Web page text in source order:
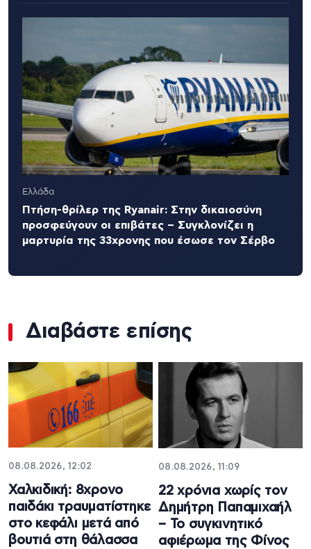
Ελλάδα
Πτήση-θρίλερ της Ryanair: Στην δικαιοσύνη
προσφεύγουν οι επιβάτες – Συγκλονίζει η
μαρτυρία της 33χρονης που έσωσε τον Σέρβο
Διαβάστε επίσης
08.08.2026, 12:02
Χαλκιδική: 8χρονο
παιδάκι τραυματίστηκε
στο κεφάλι μετά από
βουτιά στη θάλασσα
08.08.2026, 11:09
22 χρόνια χωρίς τον
Δημήτρη Παπαμιχαήλ
– Το συγκινητικό
αφιέρωμα της Φίνος